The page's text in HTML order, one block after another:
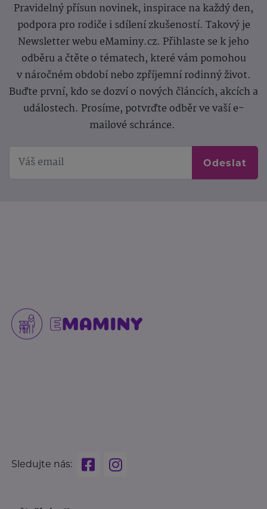
Pravidelný přísun novinek, inspirace na každý den,
podpora pro rodiče i sdílení zkušeností. Takový je
Newsletter webu eMaminy.cz. Přihlaste se k jeho
odběru a čtěte o tématech, které vám pomohou
v náročném období nebo zpříjemní rodinný život.
Buďte první, kdo se dozví o nových článcích, akcích a
událostech. Prosíme, potvrďte odběr ve vaší e-
mailové schránce.
Odeslat
Sledujte nás: